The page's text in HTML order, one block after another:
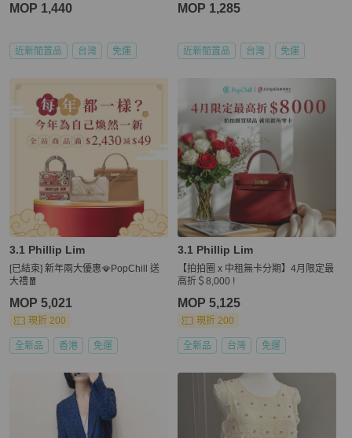
MOP 1,440
近新閒置品 台灣 免運
MOP 1,285
近新閒置品 台灣 免運
3.1 Phillip Lim
[已結束] 新年兩大優惠🪭PopChill 送
大禮🧧
MOP 5,021
現折 200
全新品 香港 免運
3.1 Phillip Lim
【拍拍圈 x 中租無卡分期】4月限定最
高折＄8,000 !
MOP 5,125
現折 200
全新品 台灣 免運